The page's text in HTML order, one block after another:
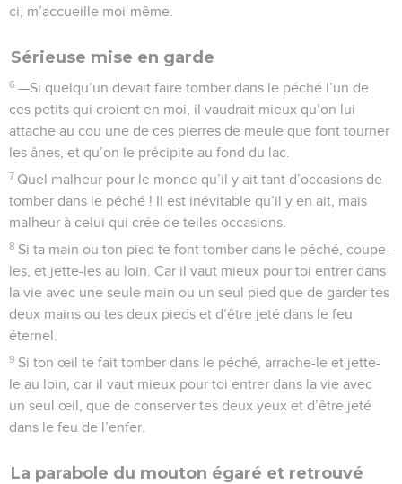
ci, m’accueille moi-même.
Sérieuse mise en garde
6 —Si quelqu’un devait faire tomber dans le péché l’un de
ces petits qui croient en moi, il vaudrait mieux qu’on lui
attache au cou une de ces pierres de meule que font tourner
les ânes, et qu’on le précipite au fond du lac.
7 Quel malheur pour le monde qu’il y ait tant d’occasions de
tomber dans le péché ! Il est inévitable qu’il y en ait, mais
malheur à celui qui crée de telles occasions.
8 Si ta main ou ton pied te font tomber dans le péché, coupe-
les, et jette-les au loin. Car il vaut mieux pour toi entrer dans
la vie avec une seule main ou un seul pied que de garder tes
deux mains ou tes deux pieds et d’être jeté dans le feu
éternel.
9 Si ton œil te fait tomber dans le péché, arrache-le et jette-
le au loin, car il vaut mieux pour toi entrer dans la vie avec
un seul œil, que de conserver tes deux yeux et d’être jeté
dans le feu de l’enfer.
La parabole du mouton égaré et retrouvé